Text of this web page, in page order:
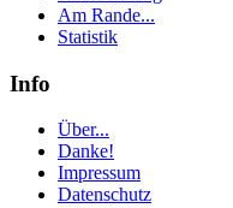
Am Rande...
Statistik
Info
Über...
Danke!
Impressum
Datenschutz